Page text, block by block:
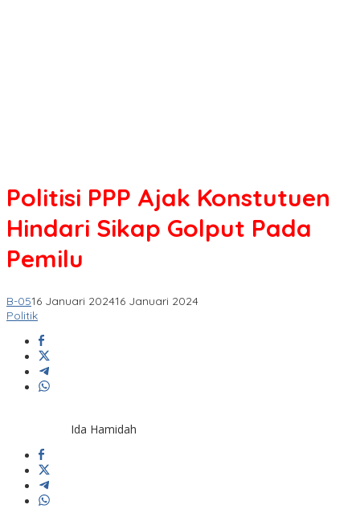
Politisi PPP Ajak Konstutuen
Hindari Sikap Golput Pada
Pemilu
B-0516 Januari 202416 Januari 2024
Politik
Ida Hamidah